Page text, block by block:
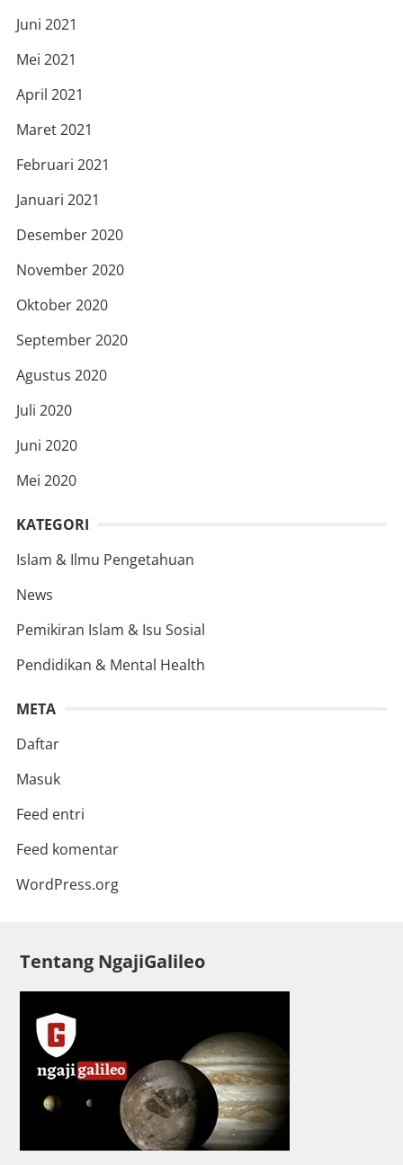
Juni 2021
Mei 2021
April 2021
Maret 2021
Februari 2021
Januari 2021
Desember 2020
November 2020
Oktober 2020
September 2020
Agustus 2020
Juli 2020
Juni 2020
Mei 2020
KATEGORI
Islam & Ilmu Pengetahuan
News
Pemikiran Islam & Isu Sosial
Pendidikan & Mental Health
META
Daftar
Masuk
Feed entri
Feed komentar
WordPress.org
Tentang NgajiGalileo